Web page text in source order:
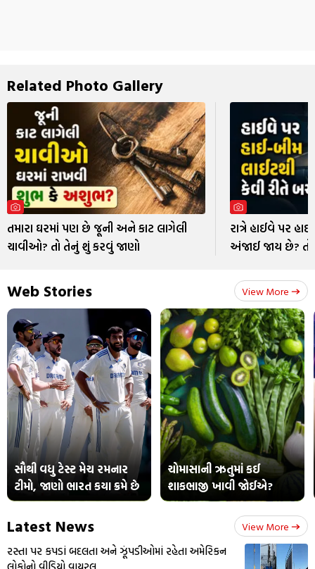
Related Photo Gallery
તમારા ઘરમાં પણ છે જૂની અને કાટ લાગેલી
ચાવીઓ? તો તેનું શું કરવું જાણો
રાત્રે હાઈવે પર
અંજાઈ જાય છે?
Web Stories View More
સૌથી વધુ ટેસ્ટ મેચ રમનાર
ટીમો, જાણો ભારત કયા ક્રમે છે
ચોમાસાની ઋતુમાં કઈ
શાકભાજી ખાવી જોઈએ?
Latest News View More
રસ્તા પર કપડાં બદલતા અને ઝૂંપડીઓમાં રહેતા અમેરિકન